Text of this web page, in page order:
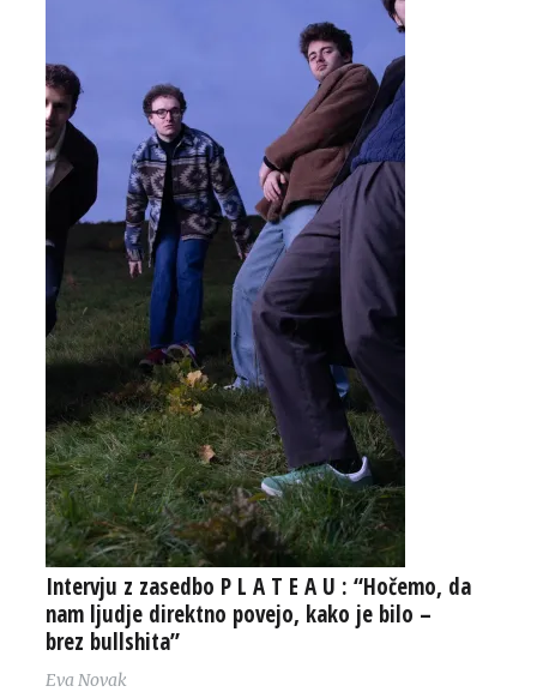
Intervju z zasedbo P L A T E A U : “Hočemo, da
nam ljudje direktno povejo, kako je bilo –
brez bullshita”
Eva Novak